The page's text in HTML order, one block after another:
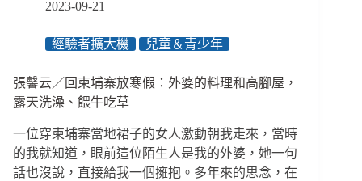
落
2023-09-21
經驗者擴大機 兒童＆青少年
張馨云／回柬埔寨放寒假：外婆的料理和高腳屋，
露天洗澡、餵牛吃草
一位穿柬埔寨當地裙子的女人激動朝我走來，當時
的我就知道，眼前這位陌生人是我的外婆，她一句
話也沒說，直接給我一個擁抱。多年來的思念，在